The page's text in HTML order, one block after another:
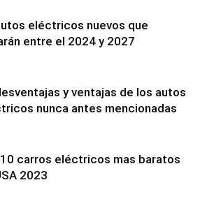
eléctricos nuevos que
entre el 2024 y 2027
y ventajas de los autos
nunca antes mencionadas
carros eléctricos mas baratos
2023